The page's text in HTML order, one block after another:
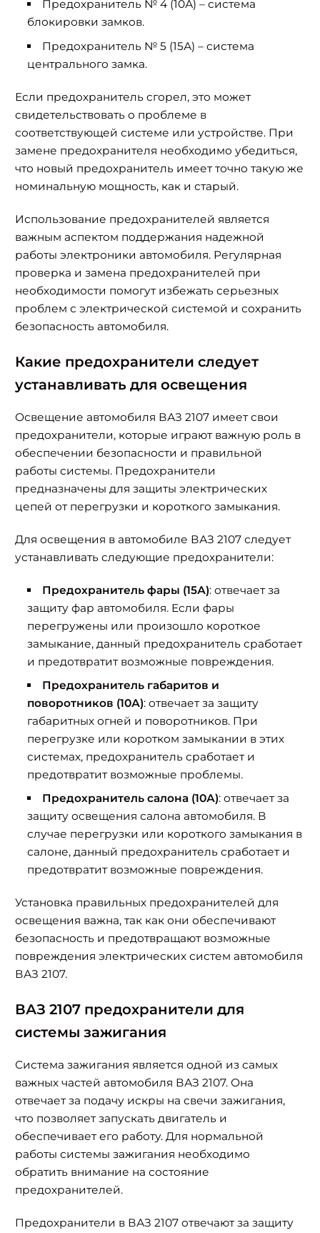
Предохранитель № 4 (10А) – система
блокировки замков.
Предохранитель № 5 (15А) – система
центрального замка.
Если предохранитель сгорел, это может
свидетельствовать о проблеме в
соответствующей системе или устройстве. При
замене предохранителя необходимо убедиться,
что новый предохранитель имеет точно такую же
номинальную мощность, как и старый.
Использование предохранителей является
важным аспектом поддержания надежной
работы электроники автомобиля. Регулярная
проверка и замена предохранителей при
необходимости помогут избежать серьезных
проблем с электрической системой и сохранить
безопасность автомобиля.
Какие предохранители следует
устанавливать для освещения
Освещение автомобиля ВАЗ 2107 имеет свои
предохранители, которые играют важную роль в
обеспечении безопасности и правильной
работы системы. Предохранители
предназначены для защиты электрических
цепей от перегрузки и короткого замыкания.
Для освещения в автомобиле ВАЗ 2107 следует
устанавливать следующие предохранители:
Предохранитель фары (15А): отвечает за
защиту фар автомобиля. Если фары
перегружены или произошло короткое
замыкание, данный предохранитель сработает
и предотвратит возможные повреждения.
Предохранитель габаритов и
поворотников (10А): отвечает за защиту
габаритных огней и поворотников. При
перегрузке или коротком замыкании в этих
системах, предохранитель сработает и
предотвратит возможные проблемы.
Предохранитель салона (10А): отвечает за
защиту освещения салона автомобиля. В
случае перегрузки или короткого замыкания в
салоне, данный предохранитель сработает и
предотвратит возможные повреждения.
Установка правильных предохранителей для
освещения важна, так как они обеспечивают
безопасность и предотвращают возможные
повреждения электрических систем автомобиля
ВАЗ 2107.
ВАЗ 2107 предохранители для
системы зажигания
Система зажигания является одной из самых
важных частей автомобиля ВАЗ 2107. Она
отвечает за подачу искры на свечи зажигания,
что позволяет запускать двигатель и
обеспечивает его работу. Для нормальной
работы системы зажигания необходимо
обратить внимание на состояние
предохранителей.
Предохранители в ВАЗ 2107 отвечают за защиту